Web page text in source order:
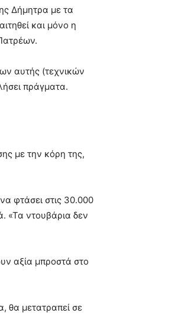
Δήμητρα με τα
και μόνο η
αυτής (τεχνικών
πράγματα.
με την κόρη της,
φτάσει στις 30.000
«Τα ντουβάρια δεν
αξία μπροστά στο
θα μετατραπεί σε